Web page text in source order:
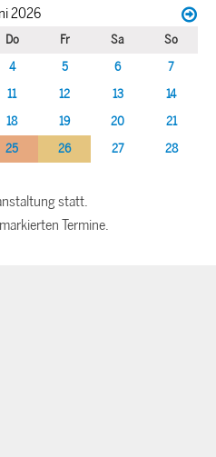
2026
Do Fr Sa
So
4 5 6
7
11 12 13
14
18 19 20
21
25 26 27
28
statt.
markierten Termine.